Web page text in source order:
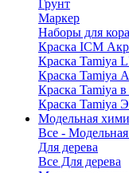
Грунт
Маркер
Наборы для
Краска ICM
Краска Tamiya
Краска Tamiya
Краска Tamiya
Краска Tamiya
Модельная
Все -
Для дерева
Все Для дерева